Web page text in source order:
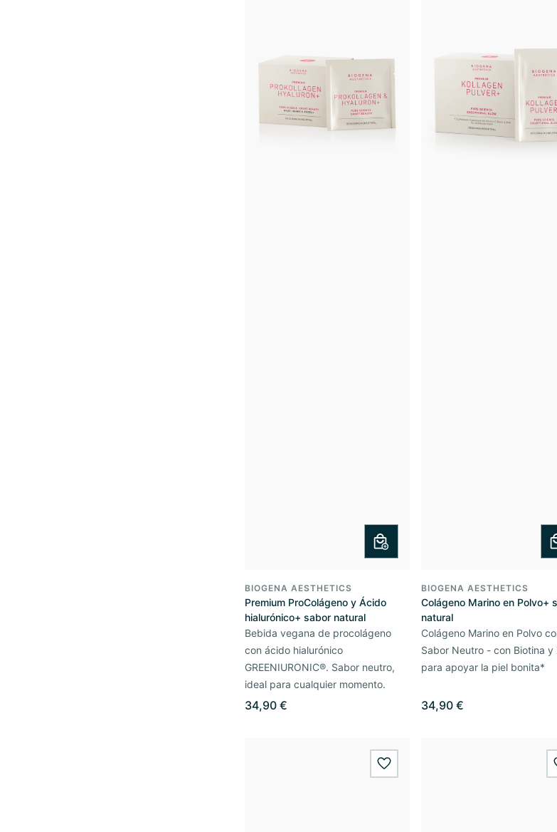
BIOGENA AESTHETICS
Premium ProColágeno y Ácido
hialurónico+ sabor natural
Bebida vegana de procolágeno
con ácido hialurónico
GREENIURONIC®. Sabor neutro,
ideal para cualquier momento.
34,90 €
BIOGENA AESTHETICS
Colágeno Marino en Polvo+
natural
Colágeno Marino en Polvo
Sabor Neutro - con Biotina y
para apoyar la piel bonita*
34,90 €
wishlist.add